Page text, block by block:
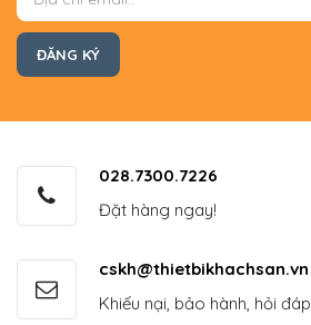
028.7300.7226
Đặt hàng ngay!
cskh@thietbikhachsan.vn
Khiếu nại, bảo hành, hỏi đáp